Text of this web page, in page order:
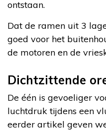
ontstaan.
Dat de ramen uit 3
goed voor het
de motoren en de
Dichtzittende
De één is gevoeliger
luchtdruk tijdens een
eerder artikel geven